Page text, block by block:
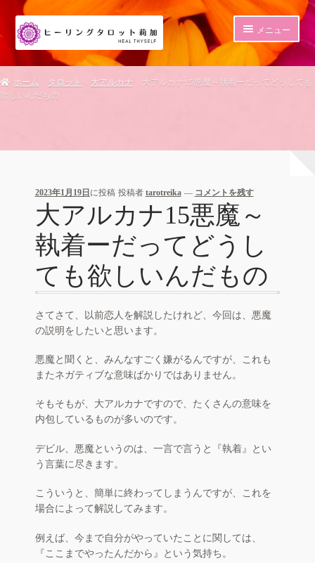
ナ
ビ
ー
シ
ョ
コ
ン
ン
ツ
へ
メニュー
HOME
ショップ
サイト制作
ブログ
マイアカウント
メルマガ登録
お買い物カゴ
お問い合わせ
サイトマップ
ホーム タロット 大アルカナ
大アルカナ15悪魔～執着ーだってどうしても
欲しいんだもの
2023年1月19日 に投稿 投稿者 tarotreika — コメントを残す
大アルカナ15悪魔～
執着ーだってどうし
ても欲しいんだもの
さてさて、以前恋人を解説したけれど、今回は、悪魔
の説明をしたいと思います。
悪魔と聞くと、みんなすごく嫌がるんですが、これも
またネガティブな意味ばかりではありません。
そもそもが、大アルカナですので、たくさんの意味を
内包しているものが多いのです。
デビル、悪魔というのは、一言で言うと『執着』とい
う言葉に尽きます。
こういうと、簡単に終わってしまうんですが、これを
場合によって解説してみます。
例えば、今まで自分がやっていたことに関しては、
『ここまでやったんだから』という気持ち。